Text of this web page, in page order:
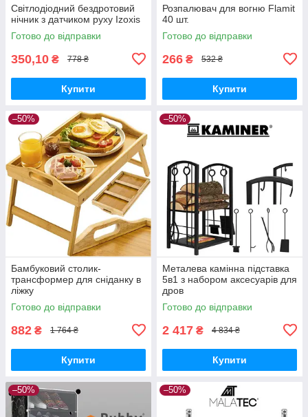
Світлодіодний бездротовий
нічник з датчиком руху Izoxis
Готово до відправки
350,10 ₴ 778 ₴
Купити
Розпалювач для вогню Flamit
40 шт.
Готово до відправки
266 ₴ 532 ₴
Купити
–50%
Бамбуковий столик-
трансформер для сніданку в
ліжку
Готово до відправки
882 ₴ 1 764 ₴
Купити
–50%
Металева камінна підставка
5в1 з набором аксесуарів для
дров
Готово до відправки
2 417 ₴ 4 834 ₴
Купити
–50% –50%